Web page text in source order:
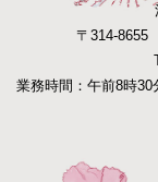
〒314-8655
業務時間：午前8時30